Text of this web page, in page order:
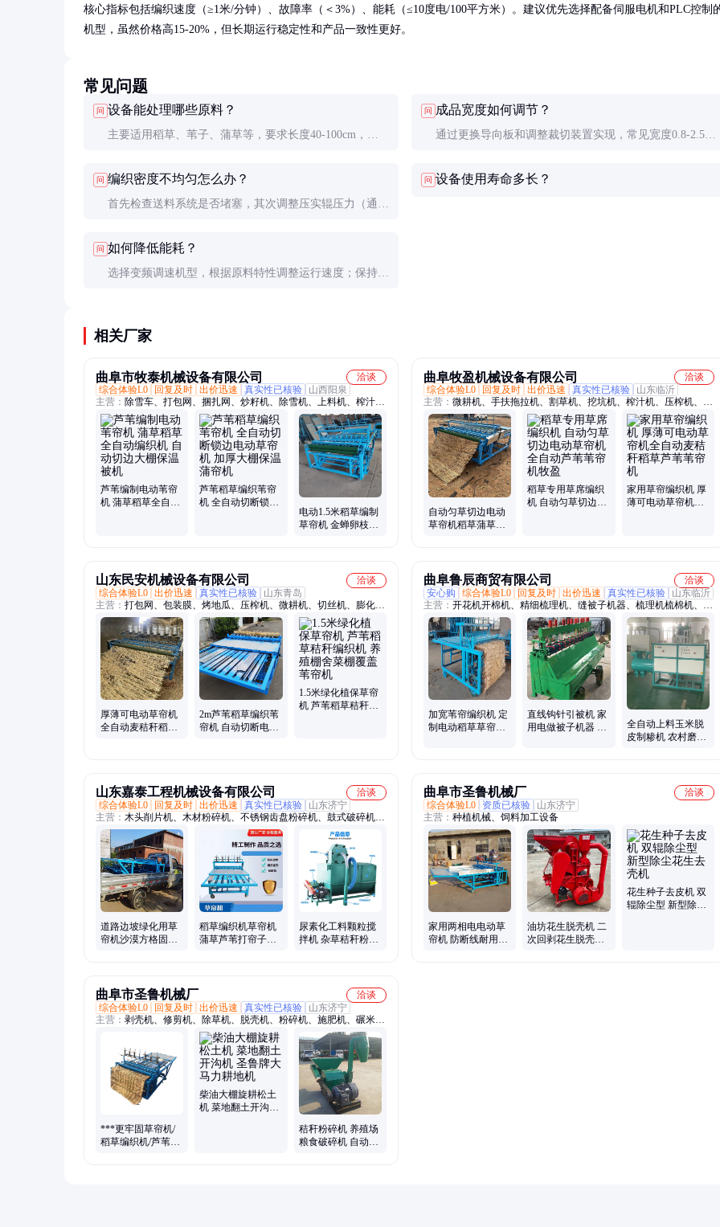
核心指标包括编织速度（≥1米/分钟）、故障率（＜3%）、能耗（≤10度电/100平方米）。建议优先选择配备伺服电机和PLC控制
机型，虽然价格高15-20%，但长期运行稳定性和产品一致性更好。
常见问题
问 设备能处理哪些原料？
主要适用稻草、苇子、蒲草等，要求长度40-100cm，直
需更换专用编织头。
问 成品宽度如何调节？
通过更换导向板和调整裁切装置实现，常见宽度0.8-2.5
问 编织密度不均匀怎么办？
首先检查送料系统是否堵塞，其次调整压实辊压力（通常
参数漂移所致。
问 设备使用寿命多长？
问 如何降低能耗？
选择变频调速机型，根据原料特性调整运行速度；保持刀
相关厂家
曲阜市牧泰机械设备有限公司
洽谈
综合体验L0
回复及时 出价迅速 真实性已核验
山西阳泉
主营： 除雪车、打包网、捆扎网、炒籽机、除雪机、上料机、榨汁
机、翻炒机、开沟机、旋耕机、草帘机、吸料机、输送机、除草机、
微耕机、打浆机、不锈钢粉碎机、打泥机、缠绕网、地瓜炉、拉伸膜
芦苇编制电动苇帘
机 蒲草稻草全自动
芦苇稻草编织苇帘
机 全自动切断锁边
电动1.5米稻草编制
草帘机 金蝉卵枝全
曲阜牧盈机械设备有限公司
洽谈
综合体验L0
回复及时 出价迅速 真实性已核验
山东临沂
主营： 微耕机、手扶拖拉机、割草机、挖坑机、榨汁机、压榨机、打
浆机、石磨机、切片机、餐厨垃圾处理机、膨化机、炒货机、颗粒
机、提升机、搅拌机、地瓜炉、青贮牧草膜、捆草网
自动匀草切边电动
草帘机稻草蒲草垫
稻草专用草席编织
机 自动匀草切边电
家用草帘编织机 厚
薄可电动草帘机全
山东民安机械设备有限公司
洽谈
综合体验L0 出价迅速 真实性已核验
山东青岛
主营： 打包网、包装膜、烤地瓜、压榨机、微耕机、切丝机、膨化
机、提升机、麻花机、上料机、除草机、榨汁机、皮带机、束带机、
地瓜机、吸粮机、开沟机、割草机、搅拌机、打包机、打捆网、移动
带、缠绕膜、牧草网、保鲜膜
厚薄可电动草帘机
全自动麦秸秆稻草
2m芦苇稻草编织苇
帘机 自动切断电动
1.5米绿化植保草帘
机 芦苇稻草秸秆编
曲阜鲁辰商贸有限公司
洽谈
安心购
综合体验L0 回复及时 出价迅速 真实性已核验
山东临沂
主营： 开花机开棉机、精细梳理机、缝被子机器、梳理机梳棉机、弹
花机、轧棉花机器、羊毛开松机、公仔棉开松机、揉棉花机、衣服开
花机、充绒机、蚕丝开茧机、蚕丝被机、玉米制糁机、全自动压花
机、绗缝机、千张机、豆腐机、多功能筛选机、草帘机、油皮机、腐
竹机、豆腐皮机、豆皮机、小型梳棉机
加宽苇帘编织机 定
制电动稻草草帘机
直线钩针引被机 家
用电做被子机器 小
全自动上料玉米脱
皮制糁机 农村磨坊
山东嘉泰工程机械设备有限公司
洽谈
综合体验L0
回复及时 出价迅速 真实性已核验
山东济宁
主营： 木头削片机、木材粉碎机、不锈钢齿盘粉碎机、鼓式破碎机、
饲料颗粒机、木屑颗粒机、混合搅拌机、去皮碾米机、玉米制糁机、
粮食破碎机挤扁机、石磨碾米机磨面机、食品膨化机饲料膨化机、麦
稻脱粒机花生脱壳机、制砖机免烧砖机、固液干湿分离机、果蔬榨汁
机饲料打浆机、草帘机、鲜草超细粉碎机、铡草揉搓粉碎机、提升
机、输送机、刨花木屑秸秆压块机
道路边坡绿化用草
帘机沙漠方格固沙
稻草编织机草帘机
蒲草芦苇打帘子芦
尿素化工料颗粒搅
拌机 杂草秸秆粉碎
曲阜市圣鲁机械厂
洽谈
综合体验L0
资质已核验
山东济宁
主营： 种植机械、饲料加工设备
家用两相电电动草
帘机 防断线耐用型
油坊花生脱壳机 二
次回剥花生脱壳机
花生种子去皮机 双
辊除尘型 新型除尘
曲阜市圣鲁机械厂
洽谈
综合体验L0
回复及时 出价迅速 真实性已核验
山东济宁
主营： 剥壳机、修剪机、除草机、脱壳机、粉碎机、施肥机、碾米
机、趟地机、揉浆机、培土机、清理机、铡草机、耕整机、播种机、
微耕机、揉丝机、搅拌机、种植机、追肥机、打坑机、扣膜机、抛雪
机、挖树机、植树机、豆角切
***更牢固草帘机/
稻草编织机/芦苇编
柴油大棚旋耕松土
机 菜地翻土开沟机
秸秆粉碎机 养殖场
粮食破碎机 自动进